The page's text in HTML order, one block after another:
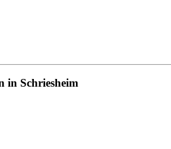
in Schriesheim